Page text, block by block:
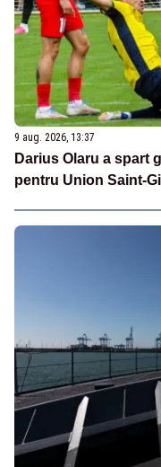
9 aug. 2026, 13:37
Darius Olaru a spart
pentru Union Saint-